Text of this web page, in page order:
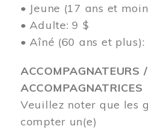
• Jeune (17 ans et
• Adulte: 9 $
• Aîné (60 ans et plus):
ACCOMPAGNATEURS /
ACCOMPAGNATRICES
Veuillez noter que les
compter un(e)